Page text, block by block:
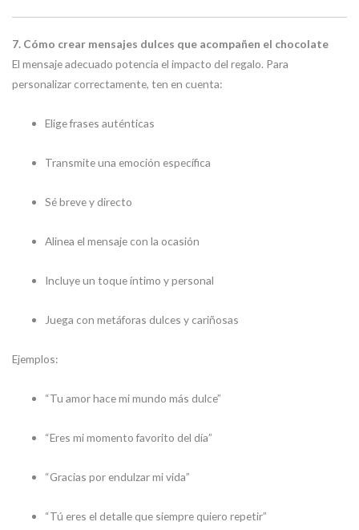
7. Cómo crear mensajes dulces que acompañen el chocolate
El mensaje adecuado potencia el impacto del regalo. Para
personalizar correctamente, ten en cuenta:
Elige frases auténticas
Transmite una emoción específica
Sé breve y directo
Alinea el mensaje con la ocasión
Incluye un toque íntimo y personal
Juega con metáforas dulces y cariñosas
Ejemplos:
“Tu amor hace mi mundo más dulce”
“Eres mi momento favorito del día”
“Gracias por endulzar mi vida”
“Tú eres el detalle que siempre quiero repetir”